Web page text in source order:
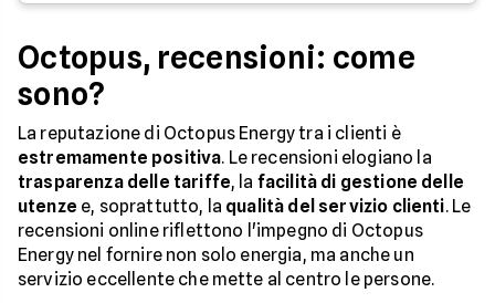
Octopus, recensioni: come
sono?
La reputazione di Octopus Energy tra i clienti è
estremamente positiva. Le recensioni elogiano la
trasparenza delle tariffe, la facilità di gestione delle
utenze e, soprattutto, la qualità del servizio clienti. Le
recensioni online riflettono l'impegno di Octopus
Energy nel fornire non solo energia, ma anche un
servizio eccellente che mette al centro le persone.